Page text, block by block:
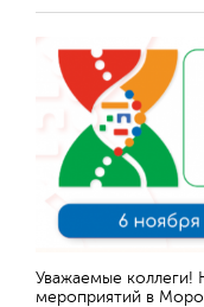
Уважаемые коллеги!
мероприятий в